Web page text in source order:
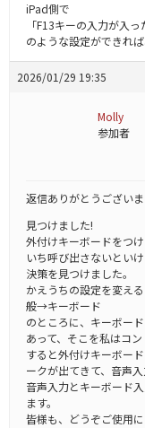
iPad側で
「F13キーの入力が入
のような設定ができれ
2026/01/29 19:35
Molly
参加者
返信ありがとうございま
見つけました!
外付けキーボードをつ
いち呼び出さないとい
決策を見つけました。
かえうちの設定を変え
般→キーボード
のところに、キーボー
あって、そこを私はコ
すると外付けキーボー
ークが出てきて、音声入
音声入力とキーボード
ます。
皆様も、どうぞご使用に